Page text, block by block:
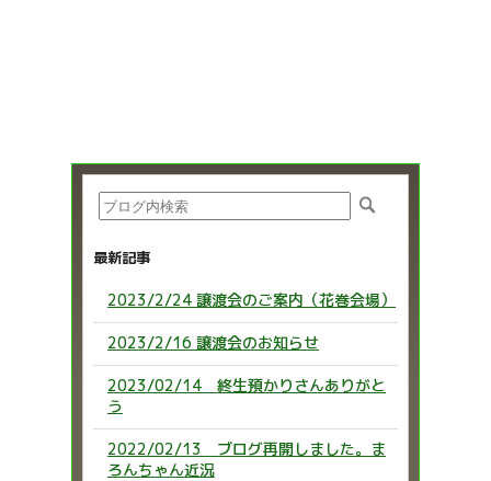
最新記事
2023/2/24 譲渡会のご案内（花巻会場）
2023/2/16 譲渡会のお知らせ
2023/02/14 終生預かりさんありがと
う
2022/02/13 ブログ再開しました。ま
ろんちゃん近況